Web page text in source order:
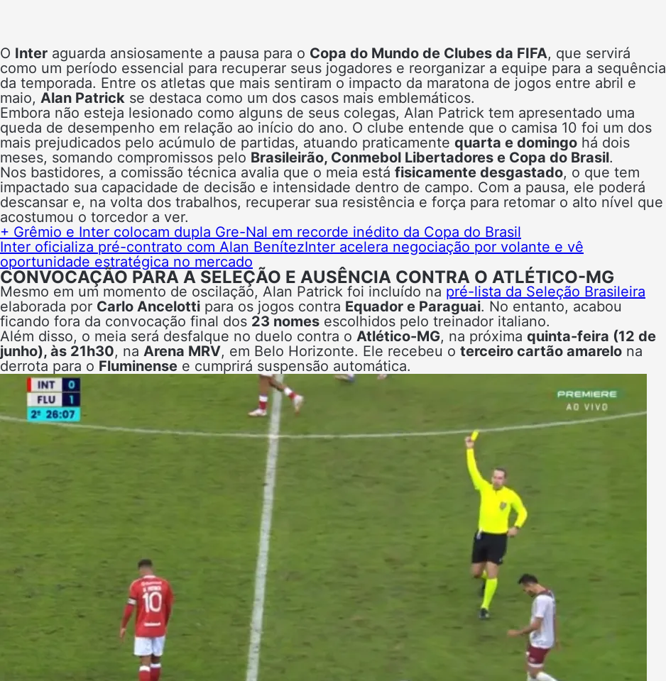
O Inter aguarda ansiosamente a pausa para o Copa do Mundo de Clubes da FIFA, que servirá
como um período essencial para recuperar seus jogadores e reorganizar a equipe para a sequência
da temporada. Entre os atletas que mais sentiram o impacto da maratona de jogos entre abril e
maio, Alan Patrick se destaca como um dos casos mais emblemáticos.
Embora não esteja lesionado como alguns de seus colegas, Alan Patrick tem apresentado uma
queda de desempenho em relação ao início do ano. O clube entende que o camisa 10 foi um dos
mais prejudicados pelo acúmulo de partidas, atuando praticamente quarta e domingo há dois
meses, somando compromissos pelo Brasileirão, Conmebol Libertadores e Copa do Brasil.
Nos bastidores, a comissão técnica avalia que o meia está fisicamente desgastado, o que tem
impactado sua capacidade de decisão e intensidade dentro de campo. Com a pausa, ele poderá
descansar e, na volta dos trabalhos, recuperar sua resistência e força para retomar o alto nível que
acostumou o torcedor a ver.
+ Grêmio e Inter colocam dupla Gre-Nal em recorde inédito da Copa do Brasil
Inter oficializa pré-contrato com Alan BenítezInter acelera negociação por volante e vê
oportunidade estratégica no mercado
CONVOCAÇÃO PARA A SELEÇÃO E AUSÊNCIA CONTRA O ATLÉTICO-MG
Mesmo em um momento de oscilação, Alan Patrick foi incluído na pré-lista da Seleção Brasileira
elaborada por Carlo Ancelotti para os jogos contra Equador e Paraguai. No entanto, acabou
ficando fora da convocação final dos 23 nomes escolhidos pelo treinador italiano.
Além disso, o meia será desfalque no duelo contra o Atlético-MG, na próxima quinta-feira (12 de
junho), às 21h30, na Arena MRV, em Belo Horizonte. Ele recebeu o terceiro cartão amarelo na
derrota para o Fluminense e cumprirá suspensão automática.